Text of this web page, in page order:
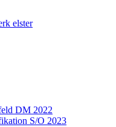
elster
DM 2022
S/O 2023